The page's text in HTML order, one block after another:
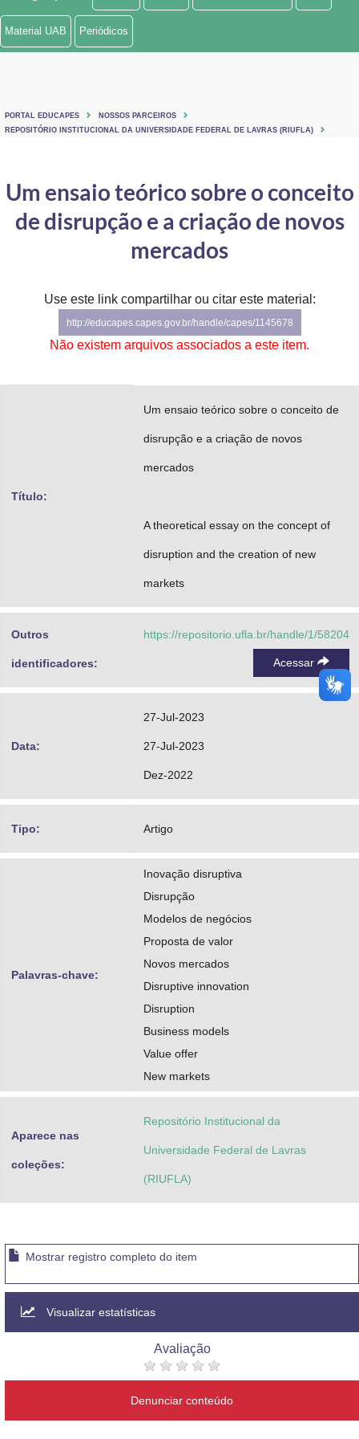
Ministério de Minas e Energia
Ministério do Turismo
Controladoria-Geral da União
Ministério da Mulher, da Família e dos Direitos Humanos
Secretaria de Governo
Gabinete de Segurança Institucional
Material UAB Periódicos
PORTAL EDUCAPES
NOSSOS PARCEIROS
REPOSITÓRIO INSTITUCIONAL DA UNIVERSIDADE FEDERAL DE LAVRAS (RIUFLA)
Um ensaio teórico sobre o conceito
de disrupção e a criação de novos
mercados
Use este link compartilhar ou citar este material:
http://educapes.capes.gov.br/handle/capes/1145678
Não existem arquivos associados a este item.
Título:
Um ensaio teórico sobre o conceito de
disrupção e a criação de novos
mercados
A theoretical essay on the concept of
disruption and the creation of new
markets
Outros
identificadores:
https://repositorio.ufla.br/handle/1/58204
Acessar
Data:
27-Jul-2023
27-Jul-2023
Dez-2022
Tipo: Artigo
Palavras-chave:
Inovação disruptiva
Disrupção
Modelos de negócios
Proposta de valor
Novos mercados
Disruptive innovation
Disruption
Business models
Value offer
New markets
Aparece nas
coleções:
Repositório Institucional da
Universidade Federal de Lavras
(RIUFLA)
Mostrar registro completo do item
Visualizar estatísticas
Avaliação
Denunciar conteúdo